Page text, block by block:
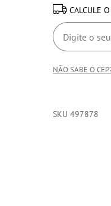
CALCULE
NÃO SABE O
SKU 497878